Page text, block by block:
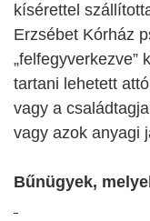
kísérettel
Erzsébet Kórház
„felfegyverkezve”
tartani lehetett
vagy a
vagy azok anyagi
Bűnügyek,